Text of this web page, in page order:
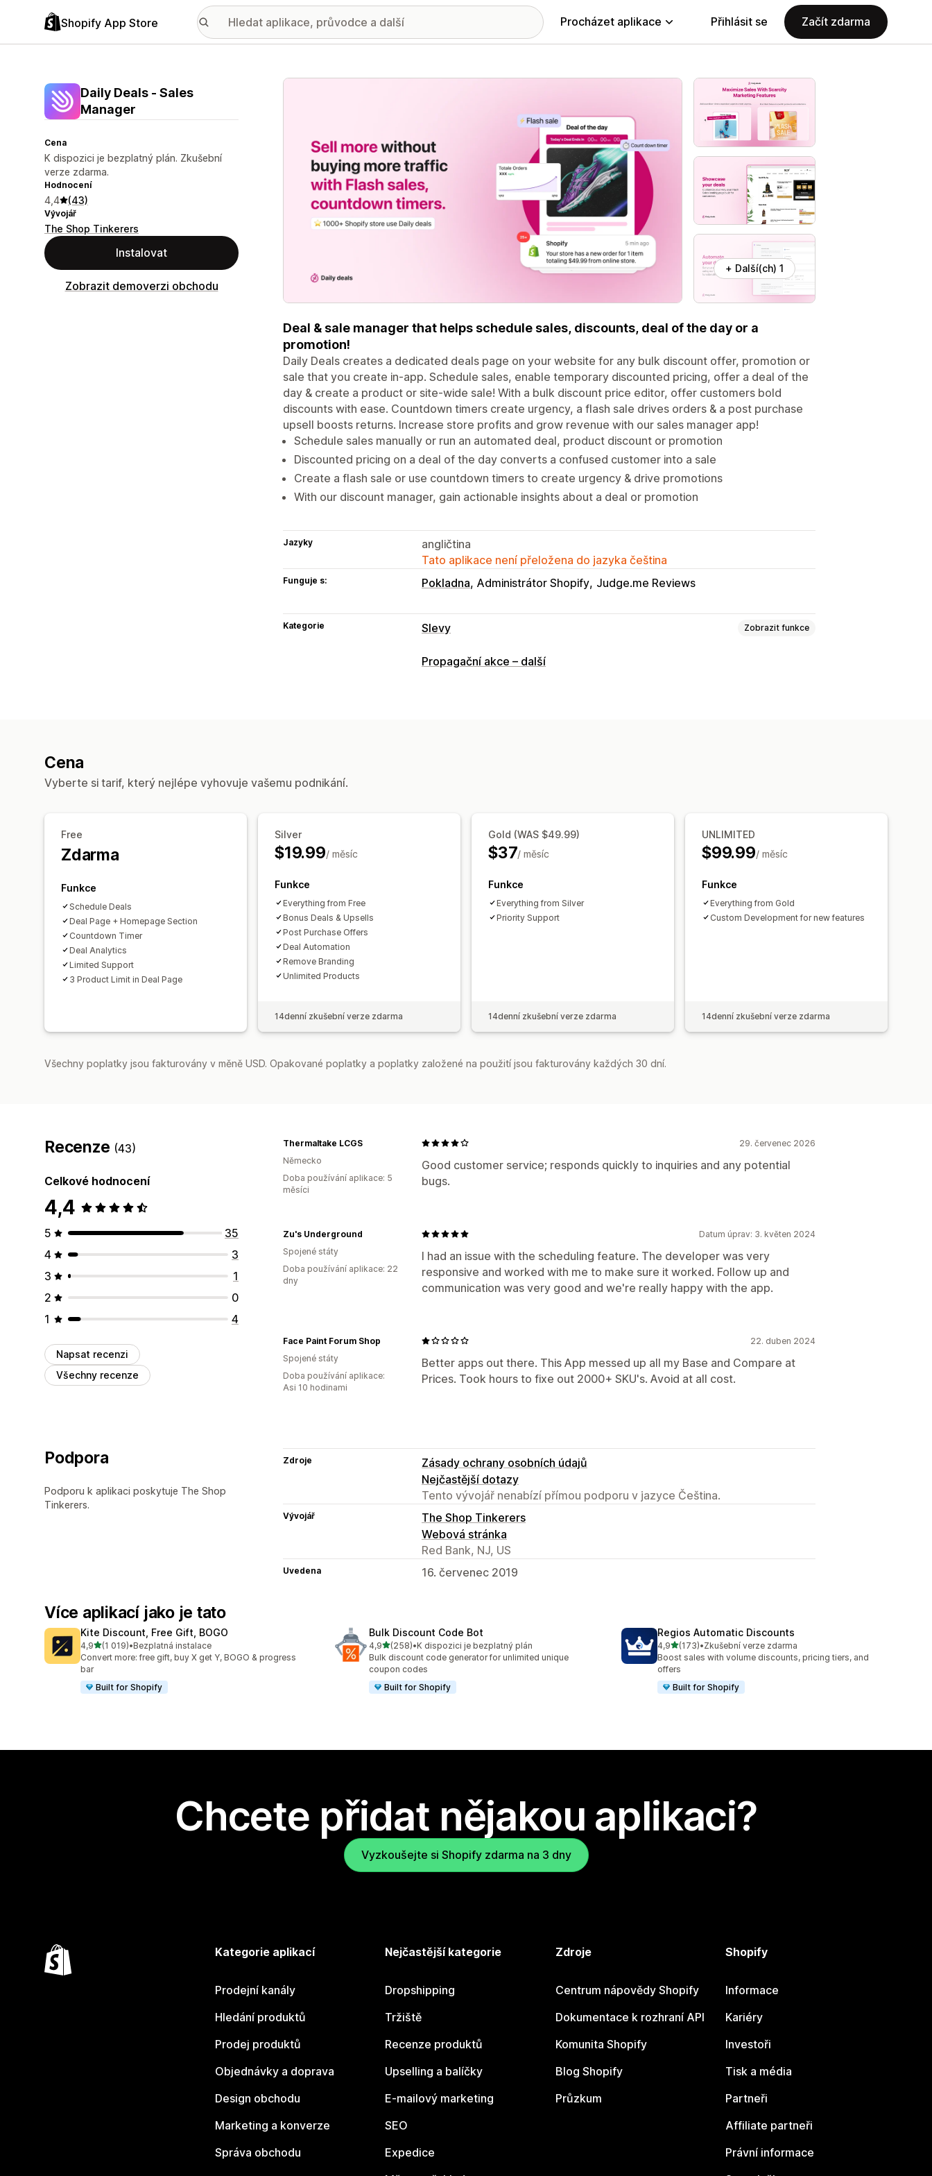
Shopify App Store Procházet aplikace Přihlásit se Začít zdarma
Daily Deals ‑ Sales
Manager
Cena
K dispozici je bezplatný plán. Zkušební
verze zdarma.
Hodnocení
4,4 (43)
Vývojář
The Shop Tinkerers
Instalovat
Zobrazit demoverzi obchodu
Galerie propagovaných obrázků
+ Další(ch) 1
Deal & sale manager that helps schedule sales, discounts, deal of the day or a
promotion!
Daily Deals creates a dedicated deals page on your website for any bulk discount offer, promotion or
sale that you create in-app. Schedule sales, enable temporary discounted pricing, offer a deal of the
day & create a product or site-wide sale! With a bulk discount price editor, offer customers bold
discounts with ease. Countdown timers create urgency, a flash sale drives orders & a post purchase
upsell boosts returns. Increase store profits and grow revenue with our sales manager app!
Schedule sales manually or run an automated deal, product discount or promotion
Discounted pricing on a deal of the day converts a confused customer into a sale
Create a flash sale or use countdown timers to create urgency & drive promotions
With our discount manager, gain actionable insights about a deal or promotion
Jazyky
angličtina
Tato aplikace není přeložena do jazyka čeština
Funguje s: Pokladna Administrátor Shopify Judge.me Reviews
Kategorie Slevy Zobrazit funkce
Typy slev
Propagační akce – další
Cena
Vyberte si tarif, který nejlépe vyhovuje vašemu podnikání.
Free
Zdarma
Funkce
Schedule Deals
Deal Page + Homepage Section
Countdown Timer
Deal Analytics
Limited Support
3 Product Limit in Deal Page
Silver
$19.99/ měsíc
Funkce
Everything from Free
Bonus Deals & Upsells
Post Purchase Offers
Deal Automation
Remove Branding
Unlimited Products
14denní zkušební verze zdarma
Gold (WAS $49.99)
$37/ měsíc
Funkce
Everything from Silver
Priority Support
14denní zkušební verze zdarma
UNLIMITED
$99.99/ měsíc
Funkce
Everything from Gold
Custom Development for new features
14denní zkušební verze zdarma
Všechny poplatky jsou fakturovány v měně USD. Opakované poplatky a poplatky založené na použití jsou fakturovány každých 30 dní.
Recenze (43)
Celkové hodnocení
4,4
5
35
4
3
3
1
2
0
1
4
Napsat recenzi
Všechny recenze
29. červenec 2026
Good customer service; responds quickly to inquiries and any potential
bugs.
Thermaltake LCGS
Německo
Doba používání aplikace: 5
měsíci
Datum úprav: 3. květen 2024
I had an issue with the scheduling feature. The developer was very
responsive and worked with me to make sure it worked. Follow up and
communication was very good and we're really happy with the app.
Zu's Underground
Spojené státy
Doba používání aplikace: 22
dny
22. duben 2024
Better apps out there. This App messed up all my Base and Compare at
Prices. Took hours to fixe out 2000+ SKU's. Avoid at all cost.
Face Paint Forum Shop
Spojené státy
Doba používání aplikace:
Asi 10 hodinami
Podpora
Podporu k aplikaci poskytuje The Shop
Tinkerers.
Zdroje
Zásady ochrany osobních údajů
Nejčastější dotazy
Tento vývojář nenabízí přímou podporu v jazyce Čeština.
Vývojář
The Shop Tinkerers
Webová stránka
Red Bank, NJ, US
Uvedena 16. červenec 2019
Více aplikací jako je tato
Kite Discount, Free Gift, BOGO
4,9z 5 hvězd
(1 019)
Celkový počet recenzí: 1019
•Bezplatná instalace
Convert more: free gift, buy X get Y, BOGO & progress
bar
Built for Shopify
Bulk Discount Code Bot
4,9z 5 hvězd
(258)
Celkový počet recenzí: 258
•K dispozici je bezplatný plán
Bulk discount code generator for unlimited unique
coupon codes
Built for Shopify
Regios Automatic Discounts
4,9z 5 hvězd
(173)
Celkový počet recenzí: 173
•Zkušební verze zdarma
Boost sales with volume discounts, pricing tiers, and
offers
Built for Shopify
Chcete přidat nějakou aplikaci?
Vyzkoušejte si Shopify zdarma na 3 dny
Kategorie aplikací
Prodejní kanály
Hledání produktů
Prodej produktů
Objednávky a doprava
Design obchodu
Marketing a konverze
Správa obchodu
Nejčastější kategorie
Dropshipping
Tržiště
Recenze produktů
Upselling a balíčky
E-mailový marketing
SEO
Expedice
Zdroje
Centrum nápovědy Shopify
Dokumentace k rozhraní API
Komunita Shopify
Blog Shopify
Průzkum
Shopify
Informace
Kariéry
Investoři
Tisk a média
Partneři
Affiliate partneři
Právní informace